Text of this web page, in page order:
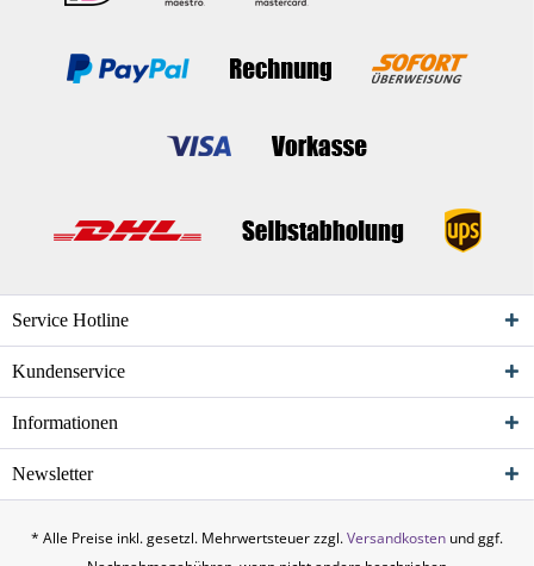
Service Hotline
Kundenservice
Informationen
Newsletter
* Alle Preise inkl. gesetzl. Mehrwertsteuer zzgl.Versandkosten und ggf.